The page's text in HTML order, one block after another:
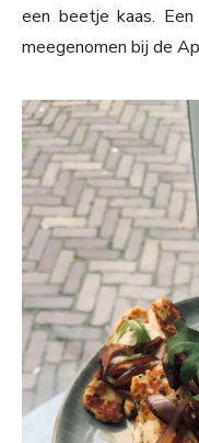
een beetje kaas.
meegenomen bij de